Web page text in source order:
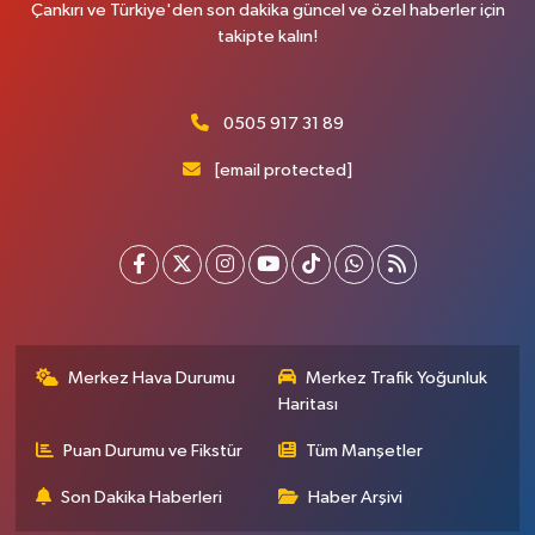
Çankırı ve Türkiye'den son dakika güncel ve özel haberler için
takipte kalın!
0505 917 31 89
[email protected]
Merkez Hava Durumu
Merkez Trafik Yoğunluk
Haritası
Puan Durumu ve Fikstür Tüm Manşetler
Son Dakika Haberleri Haber Arşivi